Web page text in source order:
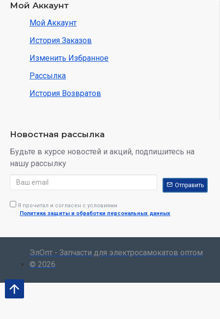
Мой Аккаунт
Мой Аккаунт
История Заказов
Изменить Избранное
Рассылка
История Возвратов
Новостная рассылка
Будьте в курсе новостей и акций, подпишитесь на
нашу рассылку
Отправить
Я прочитал и согласен с условиями
Политика защиты и обработки персональных данных
ЭлОпт - Запчасти для электросамокатов оптом
© 2026